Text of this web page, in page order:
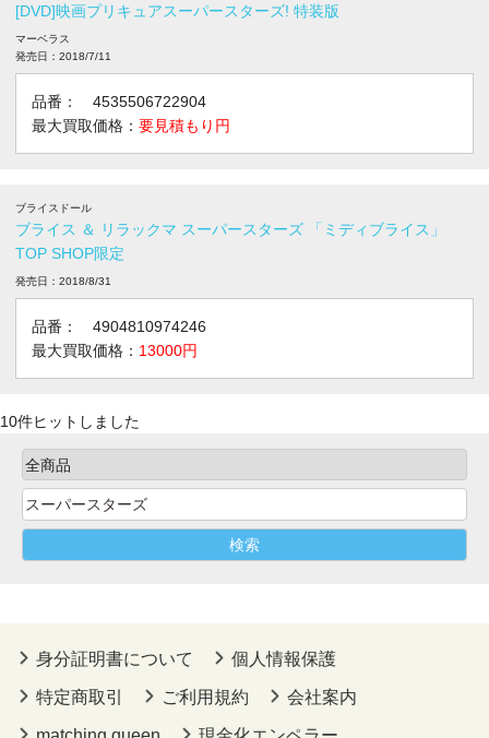
[DVD]映画プリキュアスーパースターズ! 特装版
マーベラス
発売日：2018/7/11
品番： 4535506722904
最大買取価格： 要見積もり円
ブライスドール
ブライス ＆ リラックマ スーパースターズ 「ミディブライス」
TOP SHOP限定
発売日：2018/8/31
品番： 4904810974246
最大買取価格： 13000円
10件ヒットしました
身分証明書について 個人情報保護
特定商取引 ご利用規約 会社案内